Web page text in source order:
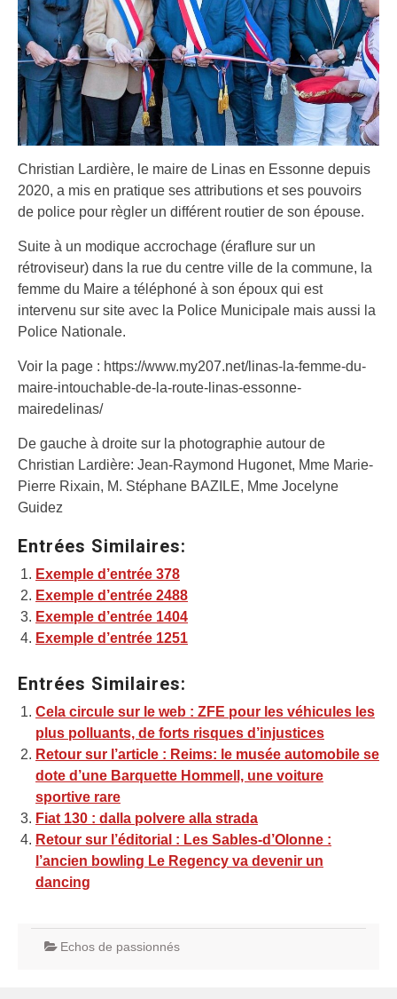
Christian Lardière, le maire de Linas en Essonne depuis
2020, a mis en pratique ses attributions et ses pouvoirs
de police pour règler un différent routier de son épouse.
Suite à un modique accrochage (éraflure sur un
rétroviseur) dans la rue du centre ville de la commune, la
femme du Maire a téléphoné à son époux qui est
intervenu sur site avec la Police Municipale mais aussi la
Police Nationale.
Voir la page : https://www.my207.net/linas-la-femme-du-
maire-intouchable-de-la-route-linas-essonne-
mairedelinas/
De gauche à droite sur la photographie autour de
Christian Lardière: Jean-Raymond Hugonet, Mme Marie-
Pierre Rixain, M. Stéphane BAZILE, Mme Jocelyne
Guidez
Entrées Similaires:
Exemple d’entrée 378
Exemple d’entrée 2488
Exemple d’entrée 1404
Exemple d’entrée 1251
Entrées Similaires:
Cela circule sur le web : ZFE pour les véhicules les
plus polluants, de forts risques d’injustices
Retour sur l’article : Reims: le musée automobile se
dote d’une Barquette Hommell, une voiture
sportive rare
Fiat 130 : dalla polvere alla strada
Retour sur l’éditorial : Les Sables-d’Olonne :
l’ancien bowling Le Regency va devenir un
dancing
Echos de passionnés